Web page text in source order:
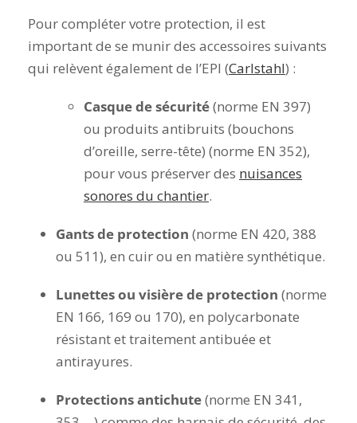
Pour compléter votre protection, il est
important de se munir des accessoires suivants
qui relèvent également de l’EPI (Carlstahl) :
Casque de sécurité(norme EN 397)
ou produits antibruits (bouchons
d’oreille, serre-tête) (norme EN 352),
pour vous préserver des nuisances
sonores du chantier.
Gants de protection (norme EN 420, 388
ou 511), en cuir ou en matière synthétique.
Lunettes ou visière de protection (norme
EN 166, 169 ou 170), en polycarbonate
résistant et traitement antibuée et
antirayures.
Protections antichute(norme EN 341,